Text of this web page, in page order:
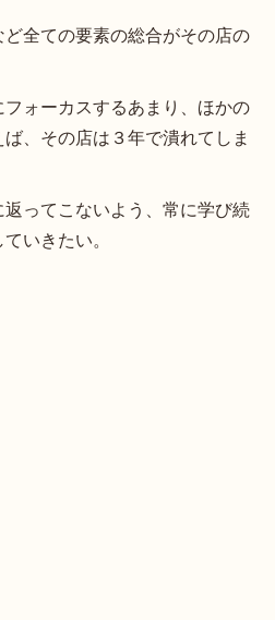
全ての要素の総合がその店の
ォーカスするあまり、ほかの
、その店は３年で潰れてしま
ってこないよう、常に学び続
いきたい。